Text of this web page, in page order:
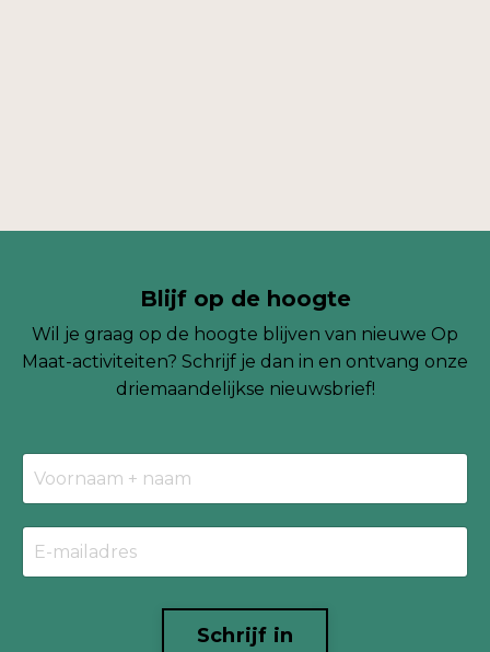
Blijf op de hoogte
Wil je graag op de hoogte blijven van nieuwe Op
Maat-activiteiten? Schrijf je dan in en ontvang onze
driemaandelijkse nieuwsbrief!
Schrijf in